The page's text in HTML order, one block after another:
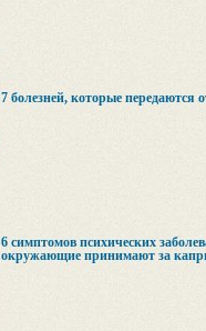
7 болезней, которые передаются
6 симптомов психических
окружающие принимают за